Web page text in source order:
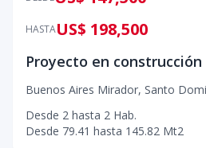
HASTAUS$ 198,500
Buenos Aires Mirador, Santo
Desde 2 hasta 2 Hab.
Desde 79.41 hasta 145.82 Mt2